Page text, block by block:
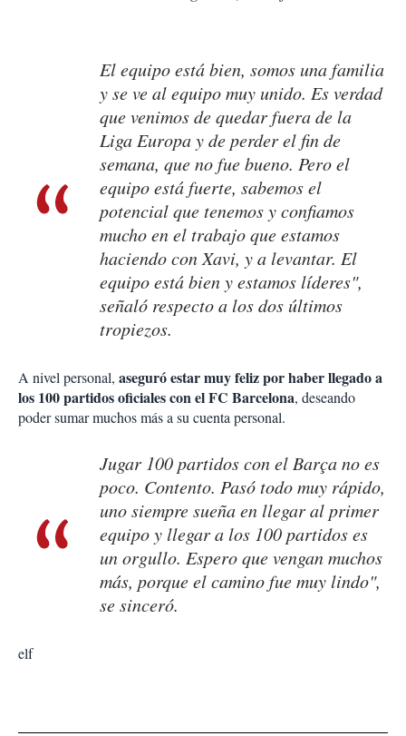
El equipo está bien, somos una familia
y se ve al equipo muy unido. Es verdad
que venimos de quedar fuera de la
Liga Europa y de perder el fin de
semana, que no fue bueno. Pero el
equipo está fuerte, sabemos el
potencial que tenemos y confiamos
mucho en el trabajo que estamos
haciendo con Xavi, y a levantar. El
equipo está bien y estamos líderes",
señaló respecto a los dos últimos
tropiezos.
A nivel personal, aseguró estar muy feliz por haber llegado a
los 100 partidos oficiales con el FC Barcelona, deseando
poder sumar muchos más a su cuenta personal.
Jugar 100 partidos con el Barça no es
poco. Contento. Pasó todo muy rápido,
uno siempre sueña en llegar al primer
equipo y llegar a los 100 partidos es
un orgullo. Espero que vengan muchos
más, porque el camino fue muy lindo",
se sinceró.
elf